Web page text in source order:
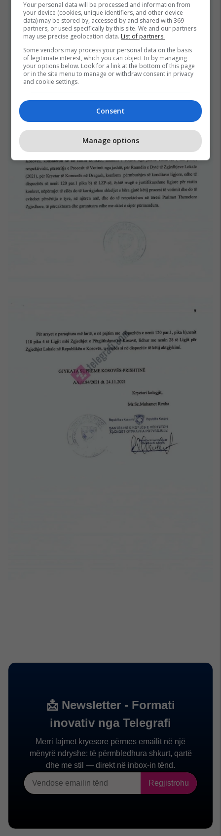
Your personal data will be processed and information from
your device (cookies, unique identifiers, and other device
data) may be stored by, accessed by and shared with 369
partners, or used specifically by this site. We and our partners
may use precise geolocation data. List of partners.
Some vendors may process your personal data on the basis
of legitimate interest, which you can object to by managing
your options below. Look for a link at the bottom of this page
or in the site menu to manage or withdraw consent in privacy
and cookie settings.
Consent
Manage options